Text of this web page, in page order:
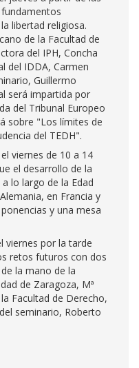
libertad religiosa.
de la Facultad de
del IPH, Concha
del IDDA, Carmen
Guillermo
será impartida por
del Tribunal Europeo
sobre "Los límites de
del TEDH".
viernes de 10 a 14
el desarrollo de la
lo largo de la Edad
en Francia y
y una mesa
viernes por la tarde
retos futuros con dos
la mano de la
de Zaragoza, Mª
Facultad de Derecho,
seminario, Roberto